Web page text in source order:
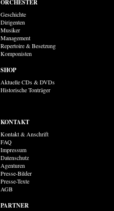
ORCHESTER
Geschichte
Dirigenten
Musiker
Management
Repertoire & Besetzung
Komponisten
SHOP
Aktuelle CDs & DVDs
Historische Tonträger
KONTAKT
Kontakt & Anschrift
FAQ
Impressum
Datenschutz
Agenturen
Presse-Bilder
Presse-Texte
AGB
PARTNER